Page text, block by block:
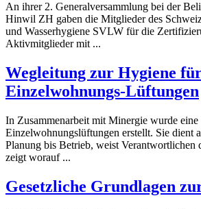
An ihrer 2. Generalversammlung bei der
Hinwil ZH gaben die Mitglieder des
und Wasserhygiene SVLW für die
Aktivmitglieder mit ...
Wegleitung zur Hygiene
Einzelwohnungs-Lüftungen
In Zusammenarbeit mit Minergie wurde
Einzelwohnungslüftungen erstellt. Sie dient
Planung bis Betrieb, weist Verantwortlichen
zeigt worauf ...
Gesetzliche Grundlagen